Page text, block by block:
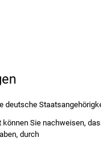
deutsche
Sie nachweisen,
durch